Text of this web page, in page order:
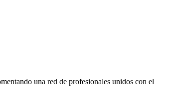
una red de profesionales unidos con el